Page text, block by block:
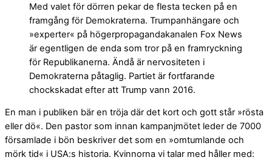
Med valet för dörren pekar de flesta tecken på en
framgång för Demokraterna. Trumpanhängare och
»experter« på högerpropagandakanalen Fox News
är egentligen de enda som tror på en framryckning
för Republikanerna. Ändå är nervositeten i
Demokraterna påtaglig. Partiet är fortfarande
chockskadat efter att Trump vann 2016.
En man i publiken bär en tröja där det kort och gott står »rösta
eller dö«. Den pastor som innan kampanjmötet leder de 7000
församlade i bön beskriver det som en »omtumlande och
mörk tid« i USA:s historia. Kvinnorna vi talar med håller med: